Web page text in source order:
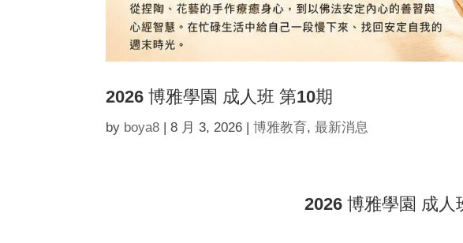
2026 博雅學園 成人班 第10期
by boya8 |8 月 3, 2026 |博雅教育,最新消息
2026 博雅學園 成人